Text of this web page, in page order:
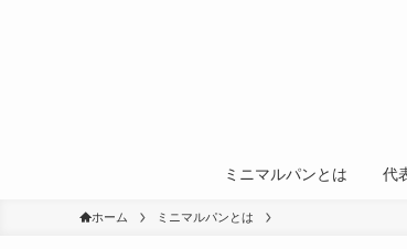
ミニマルパンとは 代
ホーム ミニマルパンとは